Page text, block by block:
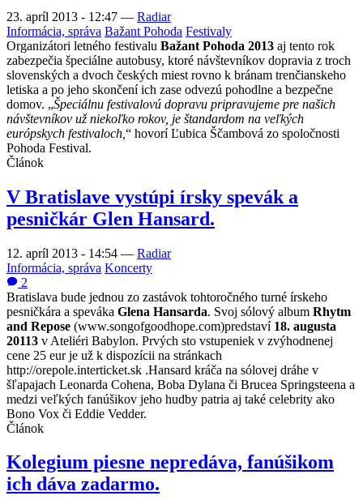
23. apríl 2013 - 12:47 — Radiar
Informácia, správa Bažant Pohoda Festivaly
Organizátori letného festivalu Bažant Pohoda 2013 aj tento rok
zabezpečia špeciálne autobusy, ktoré návštevníkov dopravia z troch
slovenských a dvoch českých miest rovno k bránam trenčianskeho
letiska a po jeho skončení ich zase odvezú pohodlne a bezpečne
domov. „Špeciálnu festivalovú dopravu pripravujeme pre našich
návštevníkov už niekoľko rokov, je štandardom na veľkých
európskych festivaloch, “ hovorí Ľubica Ščambová zo spoločnosti
Pohoda Festival.
Článok
V Bratislave vystúpi írsky spevák a
pesničkár Glen Hansard.
12. apríl 2013 - 14:54 — Radiar
Informácia, správa Koncerty
2
Bratislava bude jednou zo zastávok tohtoročného turné írskeho
pesničkára a speváka Glena Hansarda. Svoj sólový album Rhytm
and Repose (www.songofgoodhope.com)predstaví 18. augusta
20113 v Ateliéri Babylon. Prvých sto vstupeniek v zvýhodnenej
cene 25 eur je už k dispozícii na stránkach
http://orepole.interticket.sk .Hansard kráča na sólovej dráhe v
šľapajach Leonarda Cohena, Boba Dylana či Brucea Springsteena a
medzi veľkých fanúšikov jeho hudby patria aj také celebrity ako
Bono Vox či Eddie Vedder.
Článok
Kolegium piesne nepredáva, fanúšikom
ich dáva zadarmo.